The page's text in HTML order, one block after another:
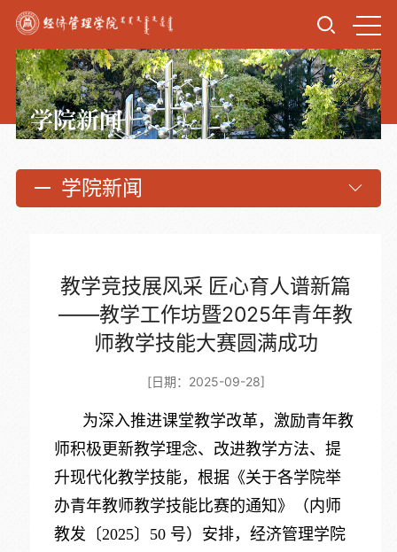
学院新闻
学院新闻
教学竞技展风采 匠心育人谱新篇
——教学工作坊暨2025年青年教
师教学技能大赛圆满成功
[日期：2025-09-28]
为深入推进课堂教学改革，激励青年教
师积极更新教学理念、改进教学方法、提
升现代化教学技能，根据《关于各学院举
办青年教师教学技能比赛的通知》（内师
教发〔2025〕50 号）安排，经济管理学院